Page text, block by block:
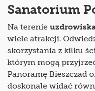
Sanatorium
Na terenie
wiele atrakcji.
skorzystania z kilku
którym mogą
Panoramę Bieszczad
doskonale widać